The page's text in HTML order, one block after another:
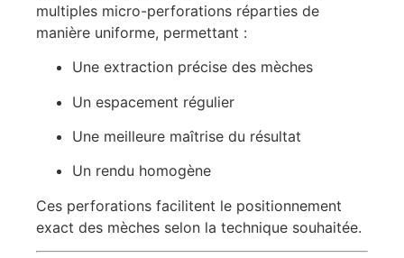
multiples micro-perforations réparties de
manière uniforme, permettant :
Une extraction précise des mèches
Un espacement régulier
Une meilleure maîtrise du résultat
Un rendu homogène
Ces perforations facilitent le positionnement
exact des mèches selon la technique souhaitée.